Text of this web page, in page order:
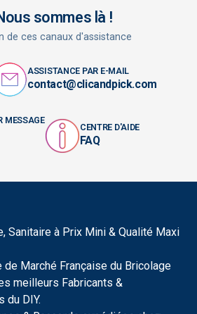
sommes là !
de ces canaux d'assistance
ASSISTANCE PAR E-MAIL
contact@clicandpick.com
MESSAGE
CENTRE D'AIDE
FAQ
Sanitaire à Prix Mini & Qualité Maxi
Marché Française du Bricolage
meilleurs Fabricants &
du DIY.